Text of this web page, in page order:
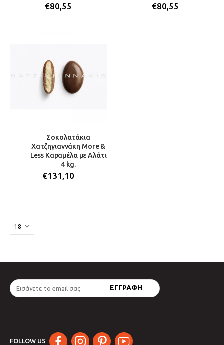
€80,55 €80,55
Σοκολατάκια
Χατζηγιαννάκη More &
Less Καραμέλα με Αλάτι
4 kg.
€131,10
FOLLOW US